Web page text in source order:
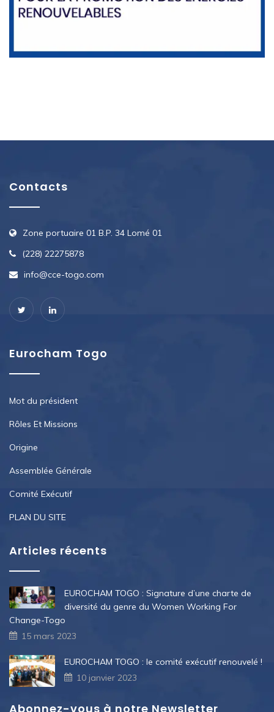
Contacts
Zone portuaire 01 B.P. 34 Lomé 01
(228) 22275878
info@cce-togo.com
Eurocham Togo
Mot du président
Rôles Et Missions
Origine
Assemblée Générale
Comité Exécutif
PLAN DU SITE
Articles récents
EUROCHAM TOGO : Signature d’une charte de
diversité du genre du Women Working For
Change-Togo
15 mars 2023
EUROCHAM TOGO : le comité exécutif renouvelé !
10 janvier 2023
Abonnez-vous à notre Newsletter